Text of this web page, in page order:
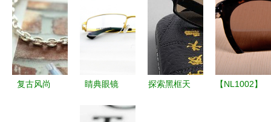
全览
眼镜的跨界
应用
色可选，低
价批发的商
务与文教良
伴
复古风尚
睛典眼镜
探索黑框天
【NL1002】